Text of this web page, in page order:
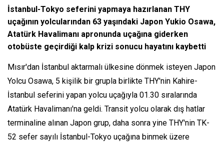
İstanbul-Tokyo seferini yapmaya hazırlanan THY
uçağının yolcularından 63 yaşındaki Japon Yukio Osawa,
Atatürk Havalimanı apronunda uçağına giderken
otobüste geçirdiği kalp krizi sonucu hayatını kaybetti
Mısır'dan İstanbul aktarmalı ülkesine dönmek isteyen Japon
Yolcu Osawa, 5 kişilik bir grupla birlikte THY'nin Kahire-
İstanbul seferini yapan yolcu uçağıyla 01.30 sıralarında
Atatürk Havalimanı'na geldi. Transit yolcu olarak dış hatlar
terminaline alınan Japon grup, daha sonra yine THY'nin TK-
52 sefer sayılı İstanbul-Tokyo uçağına binmek üzere